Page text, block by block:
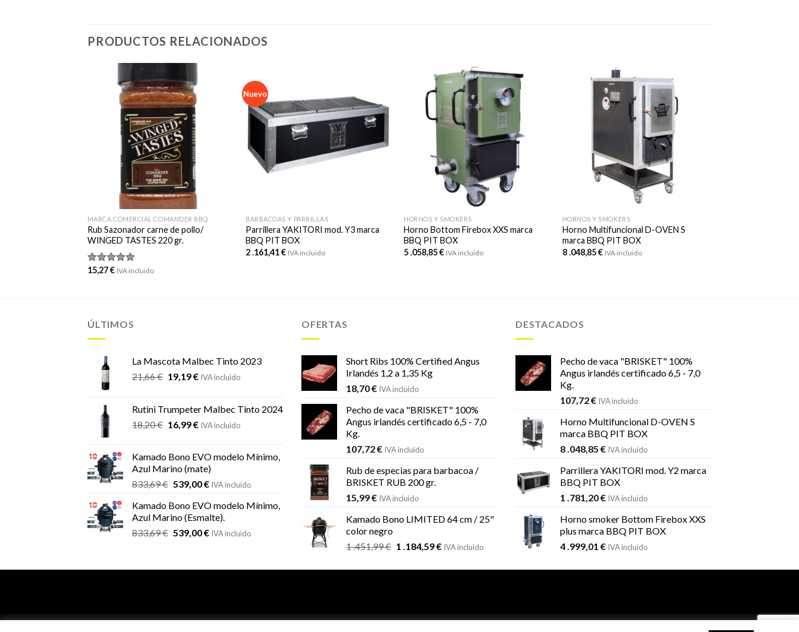
PRODUCTOS RELACIONADOS
MARCA COMERCIAL COMANDER BBQ
Rub Sazonador carne de pollo/
WINGED TASTES 220 gr.
Valorado
15,27€ IVA incluido
Nuevo
BARBACOAS Y PARRILLAS
Parrillera YAKITORI mod. Y3 marca
BBQ PIT BOX
2 .161,41€ IVA incluido
HORNOS Y SMOKERS
Horno Bottom Firebox XXS marca
BBQ PIT BOX
5 .058,85€ IVA incluido
HORNOS Y SMOKERS
Horno Multifuncional D-OVEN S
marca BBQ PIT BOX
8 .048,85€ IVA incluido
ÚLTIMOS
La Mascota Malbec Tinto 2023
21,66€ El
era:
21,66 €.
19,19€El
es:
19,19 €.
IVA incluido
Rutini Trumpeter Malbec Tinto 2024
18,20€ El
era:
18,20 €.
16,99€El
es:
16,99 €.
IVA incluido
Kamado Bono EVO modelo Mínimo,
Azul Marino (mate)
833,69€ El
original
era:
833,69 €.
539,00€El
actual
es:
539,00 €.
IVA incluido
Kamado Bono EVO modelo Mínimo,
Azul Marino (Esmalte).
833,69€ El
era:
539,00€El
es:
IVA incluido
OFERTAS
Short Ribs 100% Certified Angus
Irlandés 1,2 a 1,35 Kg
18,70€ IVA incluido
Pecho de vaca "BRISKET" 100%
Angus irlandés certificado 6,5 - 7,0
Kg.
107,72€ IVA incluido
Rub de especias para barbacoa /
BRISKET RUB 200 gr.
15,99€ IVA incluido
Kamado Bono LIMITED 64 cm / 25"
color negro
1 .451,99€ El
original
1 .184,59€El
actual
IVA incluido
DESTACADOS
Pecho de vaca "BRISKET" 100%
Angus irlandés certificado 6,5 - 7,0
Kg.
107,72€ IVA incluido
Horno Multifuncional D-OVEN S
marca BBQ PIT BOX
8 .048,85 € IVA incluido
Parrillera YAKITORI mod. Y2 marca
BBQ PIT BOX
1 .781,20€ IVA incluido
Horno smoker Bottom Firebox XXS
plus marca BBQ PIT BOX
4 .999,01 € IVA incluido